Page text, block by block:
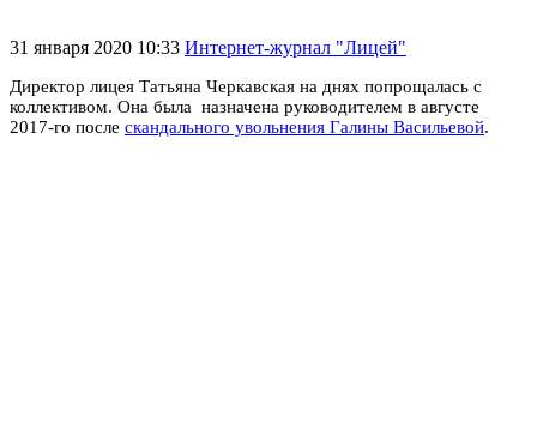
31 января 2020 10:33 Интернет-журнал "Лицей"
Директор лицея Татьяна Черкавская на днях попрощалась с
коллективом. Она была назначена руководителем в августе
2017-го после скандального увольнения Галины Васильевой.